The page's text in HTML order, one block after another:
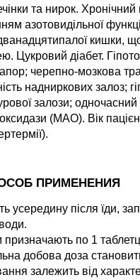
та нирок.
азотовидільної
кишки,
Цукровий діабет.
черепно-мозкова
надниркових залоз;
залози; одночасний
(МАО). Вік
ПРИМЕНЕНИЯ
усередину після їди,
по 1
добова доза
залежить від